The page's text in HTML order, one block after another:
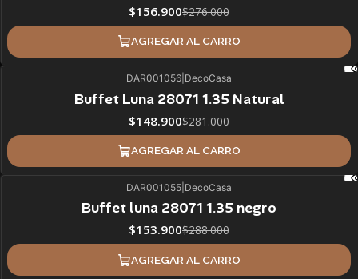
$156.900$276.000
AGREGAR AL CARRO
DAR001056 DecoCasa
Buffet Luna 28071 1.35 Natural
$148.900$281.000
AGREGAR AL CARRO
DAR001055 DecoCasa
Buffet luna 28071 1.35 negro
$153.900$288.000
AGREGAR AL CARRO